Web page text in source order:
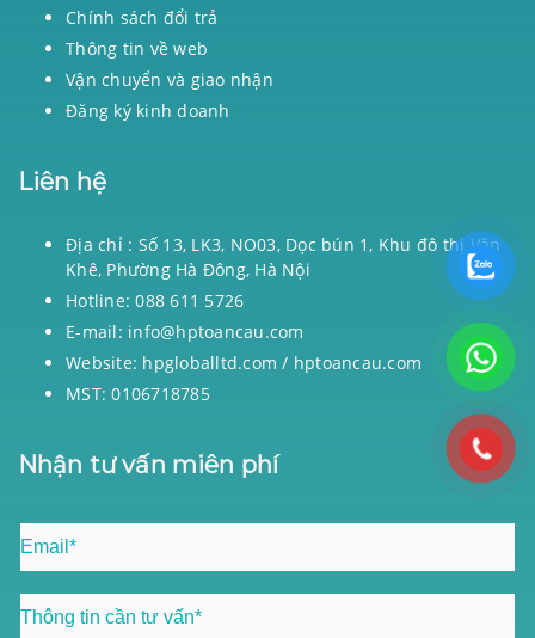
Chính sách đổi trả
Thông tin về web
Vận chuyển và giao nhận
Đăng ký kinh doanh
Liên hệ
Địa chỉ : Số 13, LK3, NO03, Dọc bún 1, Khu đô thị Văn
Khê, Phường Hà Đông, Hà Nội
Hotline: 088 611 5726
E-mail: info@hptoancau.com
Website: hpgloballtd.com / hptoancau.com
MST: 0106718785
Nhận tư vấn miên phí